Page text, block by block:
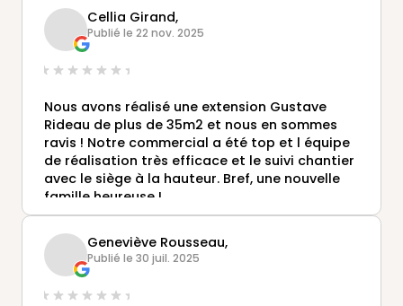
Cellia Girand,
Publié le 22 nov. 2025
Nous avons réalisé une extension Gustave
Rideau de plus de 35m2 et nous en sommes
ravis ! Notre commercial a été top et l équipe
de réalisation très efficace et le suivi chantier
avec le siège à la hauteur. Bref, une nouvelle
famille heureuse !
Geneviève Rousseau,
Publié le 30 juil. 2025